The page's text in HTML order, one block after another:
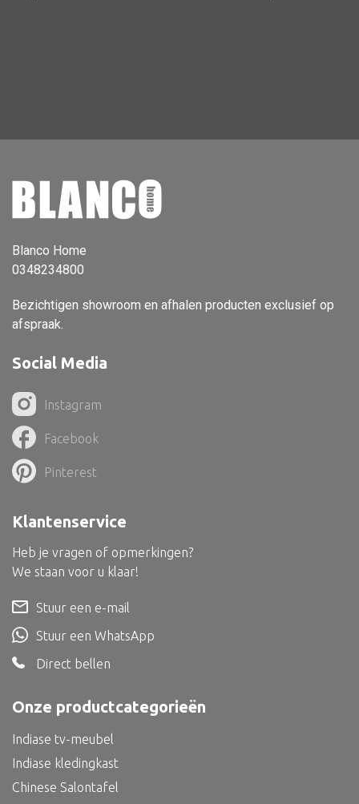
Wandlamp
Alle deco
Kandelaar
Pilaar
Pot
Schaal
Dienblad
Mand
Alle textiel
Kelim
Alle bouwmateriaal
Blanco Home
0348234800
Bezichtigen showroom en afhalen producten exclusief op
afspraak.
Social Media
Instagram
Facebook
Pinterest
Onze productcategorieën
Indiase tv-meubel
Indiase kledingkast
Chinese Salontafel
Klantenservice
Heb je vragen of opmerkingen?
We staan voor u klaar!
Stuur een e-mail
Stuur een WhatsApp
Direct bellen